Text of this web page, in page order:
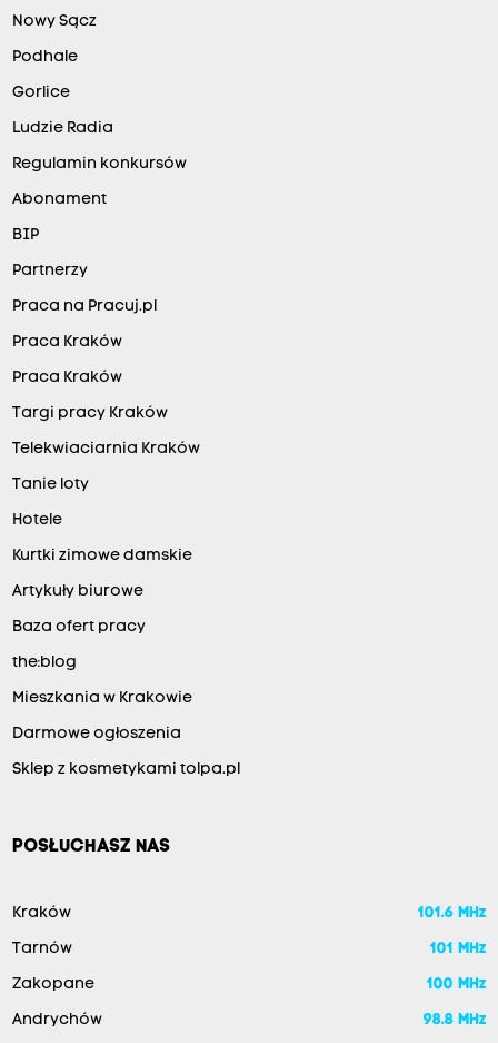
Nowy Sącz
Podhale
Gorlice
Ludzie Radia
Regulamin konkursów
Abonament
BIP
Partnerzy
Praca na Pracuj.pl
Praca Kraków
Praca Kraków
Targi pracy Kraków
Telekwiaciarnia Kraków
Tanie loty
Hotele
Kurtki zimowe damskie
Artykuły biurowe
Baza ofert pracy
the:blog
Mieszkania w Krakowie
Darmowe ogłoszenia
Sklep z kosmetykami tolpa.pl
POSŁUCHASZ NAS
Kraków 101.6 MHz
Tarnów 101 MHz
Zakopane 100 MHz
Andrychów 98.8 MHz